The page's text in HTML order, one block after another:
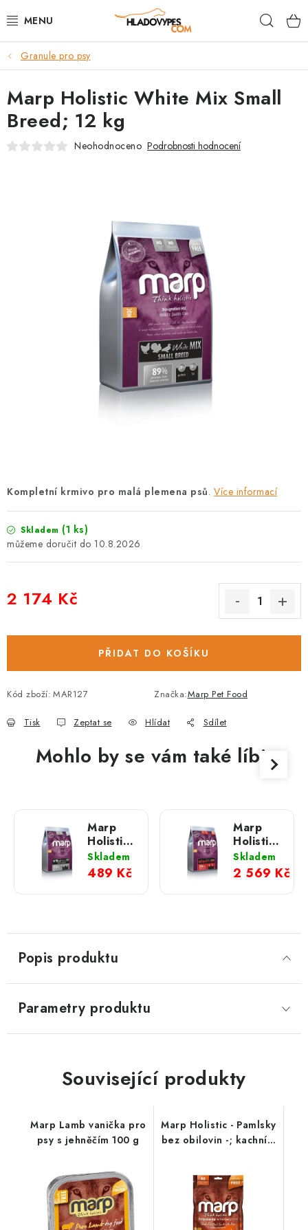
na
POTŘEBY PRO PSY
TAMI PŘEPRAVNÍ BOXY
SPORT SE PSEM
VĚRNOSTNÍ PROGRAM
Podmínky ochrany osobních údajů
FAQ
Granule pro psy
Kompletní krmivo pro malá plemena psů. Více informací
Skladem (1 ks)
10.8.2026
2 174 Kč
PŘIDAT DO KOŠÍKU
Kód zboží: MAR127 Značka:Marp Pet Food
Tisk Zeptat se Hlídat Sdílet
Marp Holistic White Mix Small
Breed; 12 kg
Neohodnoceno Podrobnosti hodnocení
Mohlo by se vám také líbit
Marp
Holistic
White
Mix
Small
Breed;
Skladem
489 Kč
Marp
Holistic
Red Mix;
12 kg
Skladem
2 569 Kč
Popis produktu
Parametry produktu
Související produkty
Marp Lamb vanička pro
psy s jehněčím 100 g
Marp Holistic - Pamlsky
bez obilovin -; kachní s